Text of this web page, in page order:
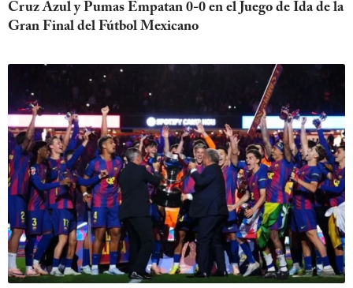
Cruz Azul y Pumas Empatan 0-0 en el Juego de Ida de la
Gran Final del Fútbol Mexicano